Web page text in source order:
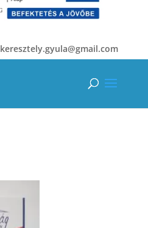
keresztely.gyula@gmail.com